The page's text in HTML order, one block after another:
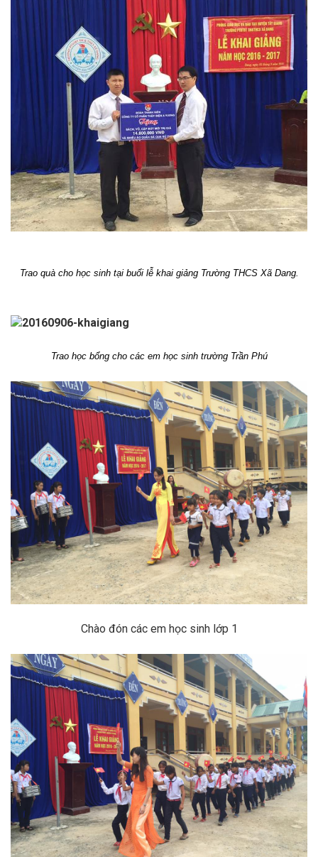
Trao quà cho học sinh tại buổi lễ khai giảng Trường THCS Xã Dang.
Trao học bổng cho các em học sinh trường Trần Phú
Chào đón các em học sinh lớp 1